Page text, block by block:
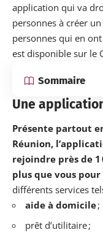
application qui va
personnes à créer
personnes qui en
est disponible sur le
Sommaire
Une
Présente partout
Réunion,
rejoindre près de
plus que vous pour
différents services
aide à domicile;
prêt d’utilitaire ;